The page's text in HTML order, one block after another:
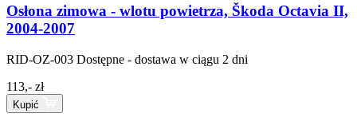
Osłona zimowa - wlotu powietrza, Škoda Octavia II,
2004-2007
RID-OZ-003 Dostępne - dostawa w ciągu 2 dni
113,- zł
Kupić